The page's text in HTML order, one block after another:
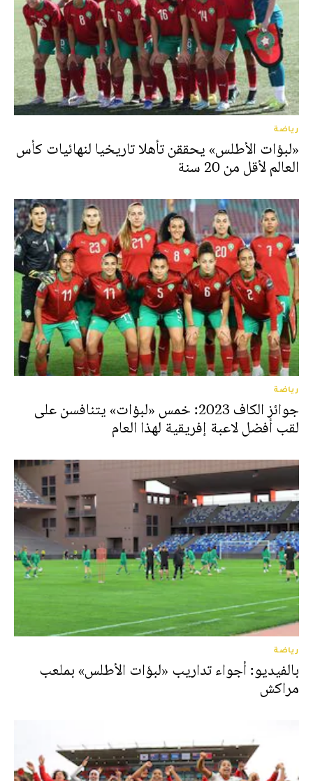
رياضة
«لبؤات الأطلس» يحققن تأهلا تاريخيا لنهائيات كأس
العالم لأقل من 20 سنة
رياضة
جوائز الكاف 2023: خمس «لبؤات» يتنافسن على
لقب أفضل لاعبة إفريقية لهذا العام
رياضة
بالفيديو: أجواء تداريب «لبؤات الأطلس» بملعب
مراكش